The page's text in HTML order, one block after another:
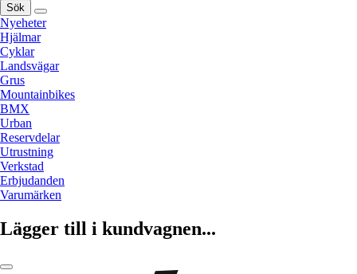
Sök
Nyeheter
Hjälmar
Cyklar
Landsvägar
Grus
Mountainbikes
BMX
Urban
Reservdelar
Utrustning
Verkstad
Erbjudanden
Varumärken
Lägger till i kundvagnen...